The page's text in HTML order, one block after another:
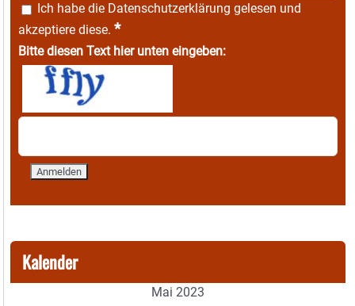
Ich habe die Datenschutzerklärung gelesen und
akzeptiere diese. *
Bitte diesen Text hier unten eingeben:
Kalender
Mai 2023